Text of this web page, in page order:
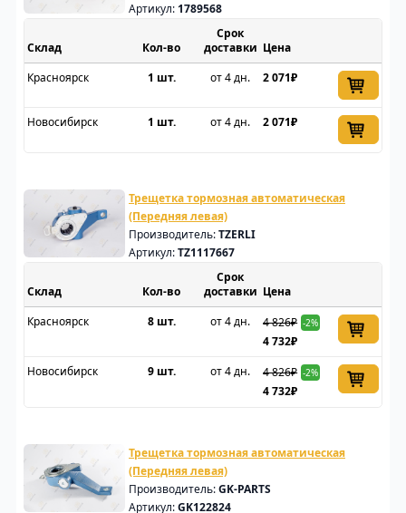
Артикул: 1789568
Склад
Срок
доставки Цена
Красноярск
1 шт. от 4 дн. 2 071₽
Новосибирск 1 шт. от 4 дн. 2 071₽
Трещетка тормозная автоматическая
(Передняя левая)
Производитель:TZERLI
Артикул:TZ1117667
Склад
Срок
доставки Цена
Красноярск
8 шт. от 4 дн. 4 826₽ -2%
4 732₽
Новосибирск
9 шт. от 4 дн. 4 826₽ -2%
4 732₽
Трещетка тормозная автоматическая
(Передняя левая)
Производитель:GK-PARTS
Артикул:GK122824